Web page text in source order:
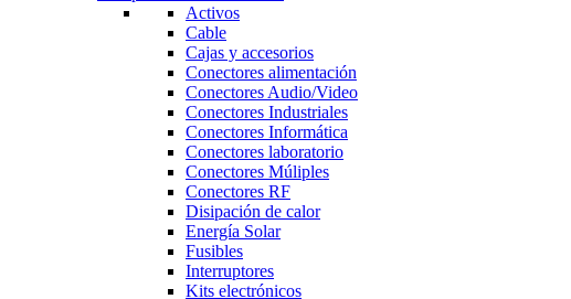
Activos
Cable
Cajas y accesorios
Conectores alimentación
Conectores Audio/Video
Conectores Industriales
Conectores Informática
Conectores laboratorio
Conectores Múliples
Conectores RF
Disipación de calor
Energía Solar
Fusibles
Interruptores
Kits electrónicos